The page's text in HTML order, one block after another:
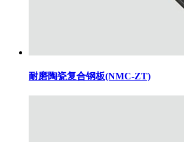
耐磨陶瓷复合钢板(NMC-ZT)